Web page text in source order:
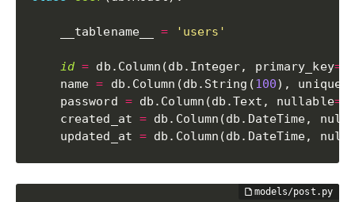
    __tablename__
= 'users'
id = db . Column (db . Integer, primary_key=
    name
= db . Column (db . String (100) , unique
    password
= db . Column (db .Text , nullable=
    created_at
= db . Column (db . DateTime,
    updated_at
= db . Column (db . DateTime,